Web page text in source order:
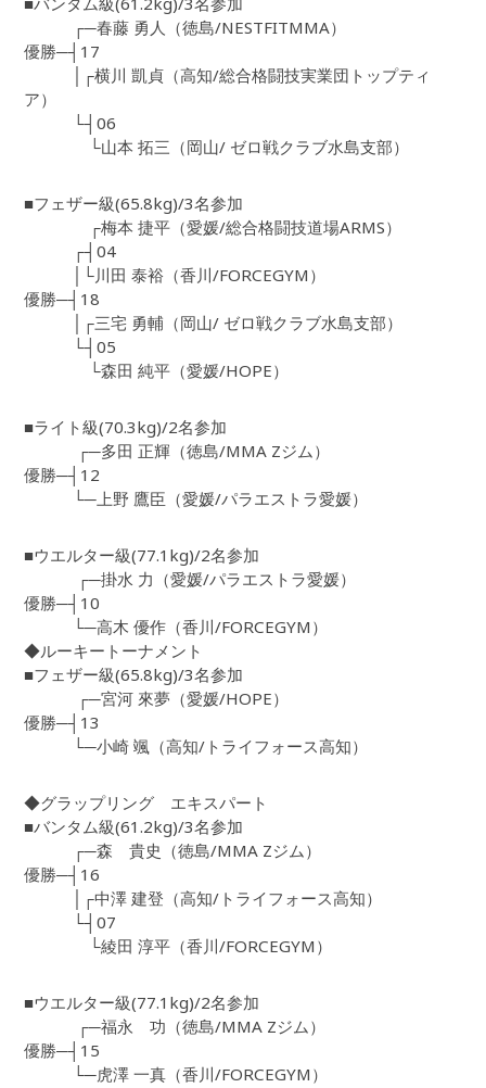
┌─春藤 勇人（徳島/NESTFITMMA）
優勝─┤17
│┌横川 凱貞（高知/総合格闘技実業団トップティ
ア）
└┤06
└山本 拓三（岡山/ ゼロ戦クラブ水島支部）
■フェザー級(65.8kg)/3名参加
┌梅本 捷平（愛媛/総合格闘技道場ARMS）
┌┤04
│└川田 泰裕（香川/FORCEGYM）
優勝─┤18
│┌三宅 勇輔（岡山/ ゼロ戦クラブ水島支部）
└┤05
└森田 純平（愛媛/HOPE）
■ライト級(70.3kg)/2名参加
┌─多田 正輝（徳島/MMA Zジム）
優勝─┤12
└─上野 鷹臣（愛媛/パラエストラ愛媛）
■ウエルター級(77.1kg)/2名参加
┌─掛水 力（愛媛/パラエストラ愛媛）
優勝─┤10
└─高木 優作（香川/FORCEGYM）
◆ルーキートーナメント
■フェザー級(65.8kg)/3名参加
┌─宮河 來夢（愛媛/HOPE）
優勝─┤13
└─小崎 颯（高知/トライフォース高知）
◆グラップリング エキスパート
■バンタム級(61.2kg)/3名参加
┌─森 貴史（徳島/MMA Zジム）
優勝─┤16
│┌中澤 建登（高知/トライフォース高知）
└┤07
└綾田 淳平（香川/FORCEGYM）
■ウエルター級(77.1kg)/2名参加
┌─福永 功（徳島/MMA Zジム）
優勝─┤15
└─虎澤 一真（香川/FORCEGYM）